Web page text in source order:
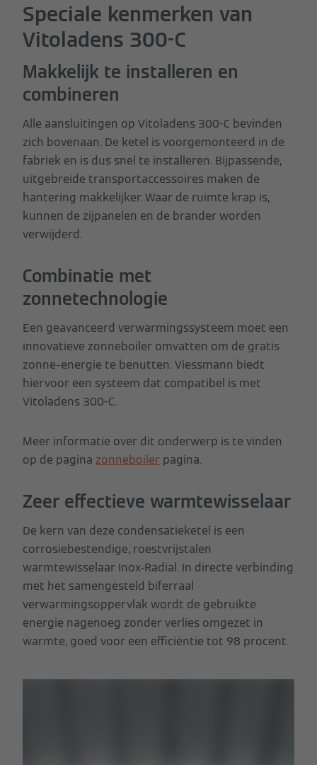
Speciale kenmerken van
Vitoladens 300-C
Makkelijk te installeren en
combineren
Alle aansluitingen op Vitoladens 300-C bevinden
zich bovenaan. De ketel is voorgemonteerd in de
fabriek en is dus snel te installeren. Bijpassende,
uitgebreide transportaccessoires maken de
hantering makkelijker. Waar de ruimte krap is,
kunnen de zijpanelen en de brander worden
verwijderd.
Combinatie met
zonnetechnologie
Een geavanceerd verwarmingssysteem moet een
innovatieve zonneboiler omvatten om de gratis
zonne-energie te benutten. Viessmann biedt
hiervoor een systeem dat compatibel is met
Vitoladens 300-C.
Meer informatie over dit onderwerp is te vinden
op de pagina zonneboiler pagina.
Zeer effectieve warmtewisselaar
De kern van deze condensatieketel is een
corrosiebestendige, roestvrijstalen
warmtewisselaar Inox-Radial. In directe verbinding
met het samengesteld biferraal
verwarmingsoppervlak wordt de gebruikte
energie nagenoeg zonder verlies omgezet in
warmte, goed voor een efficiëntie tot 98 procent.